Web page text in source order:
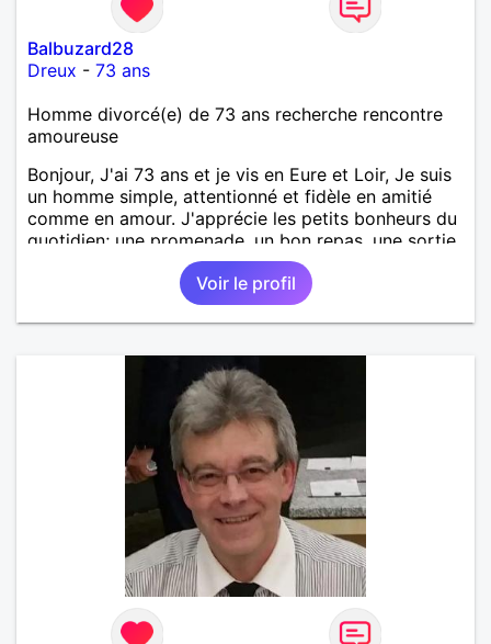
Balbuzard28
Dreux - 73 ans
Homme divorcé(e) de 73 ans recherche rencontre
amoureuse
Bonjour, J'ai 73 ans et je vis en Eure et Loir, Je suis
un homme simple, attentionné et fidèle en amitié
comme en amour. J'apprécie les petits bonheurs du
quotidien; une promenade, un bon repas, une sortie,
une discision agréable ou un moment de détente à
deux. Je souhaite rencontrer une femme douce,
honnête et bienveillante, avec qui partager des
moments de complicité, de rire et de confiance. Je
une belle amitié et qu'il n'est jamais trop tard pour
écrire une nouvelle histoire. Si vous aimez les
échanges sincères, les valeurs de respect et de
simplicité, nous pourrions faire connaissance autour
d'un café suivi d'une balade, sans précipitation et
laisser le temps faire le reste. Au plaisir de vous lire.
Voir le profil